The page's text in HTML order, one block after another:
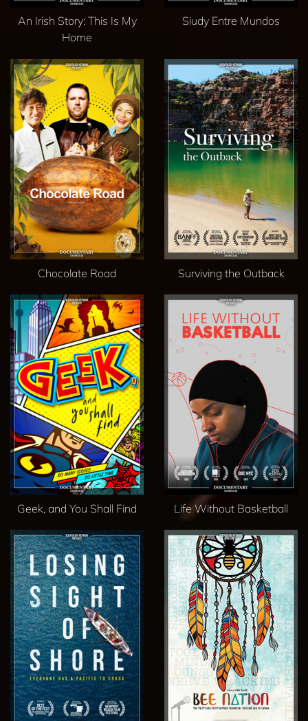
An Irish Story: This Is My
Home
Siudy Entre Mundos
Chocolate Road Surviving the Outback
Geek, and You Shall Find Life Without Basketball